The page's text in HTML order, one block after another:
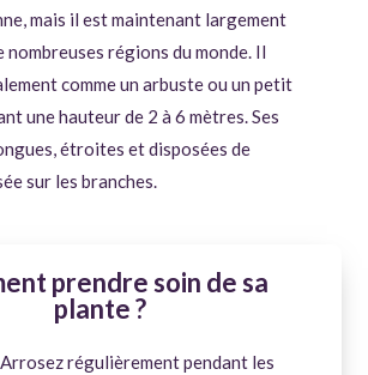
mais il est maintenant largement
nombreuses régions du monde. Il
comme un arbuste ou un petit
une hauteur de 2 à 6 mètres. Ses
étroites et disposées de
sur les branches.
prendre soin de sa
plante ?
Arrosez régulièrement pendant les